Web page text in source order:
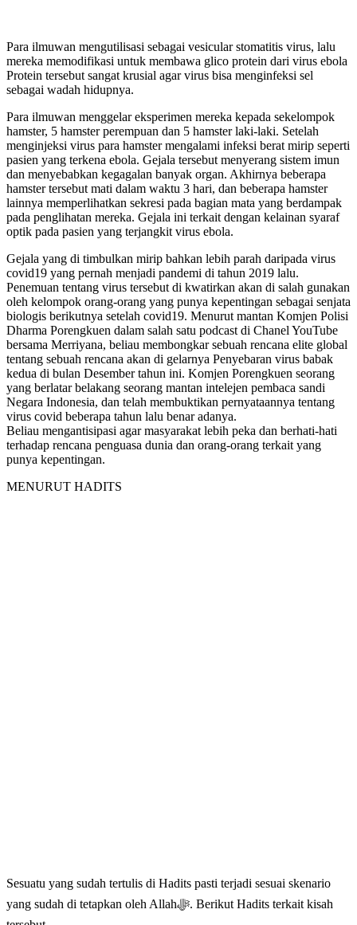
Para ilmuwan mengutilisasi sebagai vesicular stomatitis virus, lalu
mereka memodifikasi untuk membawa glico protein dari virus ebola
Protein tersebut sangat krusial agar virus bisa menginfeksi sel
sebagai wadah hidupnya.
Para ilmuwan menggelar eksperimen mereka kepada sekelompok
hamster, 5 hamster perempuan dan 5 hamster laki-laki. Setelah
menginjeksi virus para hamster mengalami infeksi berat mirip seperti
pasien yang terkena ebola. Gejala tersebut menyerang sistem imun
dan menyebabkan kegagalan banyak organ. Akhirnya beberapa
hamster tersebut mati dalam waktu 3 hari, dan beberapa hamster
lainnya memperlihatkan sekresi pada bagian mata yang berdampak
pada penglihatan mereka. Gejala ini terkait dengan kelainan syaraf
optik pada pasien yang terjangkit virus ebola.
Gejala yang di timbulkan mirip bahkan lebih parah daripada virus
covid19 yang pernah menjadi pandemi di tahun 2019 lalu.
Penemuan tentang virus tersebut di kwatirkan akan di salah gunakan
oleh kelompok orang-orang yang punya kepentingan sebagai senjata
biologis berikutnya setelah covid19. Menurut mantan Komjen Polisi
Dharma Porengkuen dalam salah satu podcast di Chanel YouTube
bersama Merriyana, beliau membongkar sebuah rencana elite global
tentang sebuah rencana akan di gelarnya Penyebaran virus babak
kedua di bulan Desember tahun ini. Komjen Porengkuen seorang
yang berlatar belakang seorang mantan intelejen pembaca sandi
Negara Indonesia, dan telah membuktikan pernyataannya tentang
virus covid beberapa tahun lalu benar adanya.
Beliau mengantisipasi agar masyarakat lebih peka dan berhati-hati
terhadap rencana penguasa dunia dan orang-orang terkait yang
punya kepentingan.
MENURUT HADITS
Sesuatu yang sudah tertulis di Hadits pasti terjadi sesuai skenario
yang sudah di tetapkan oleh Allahﷻ. Berikut Hadits terkait kisah